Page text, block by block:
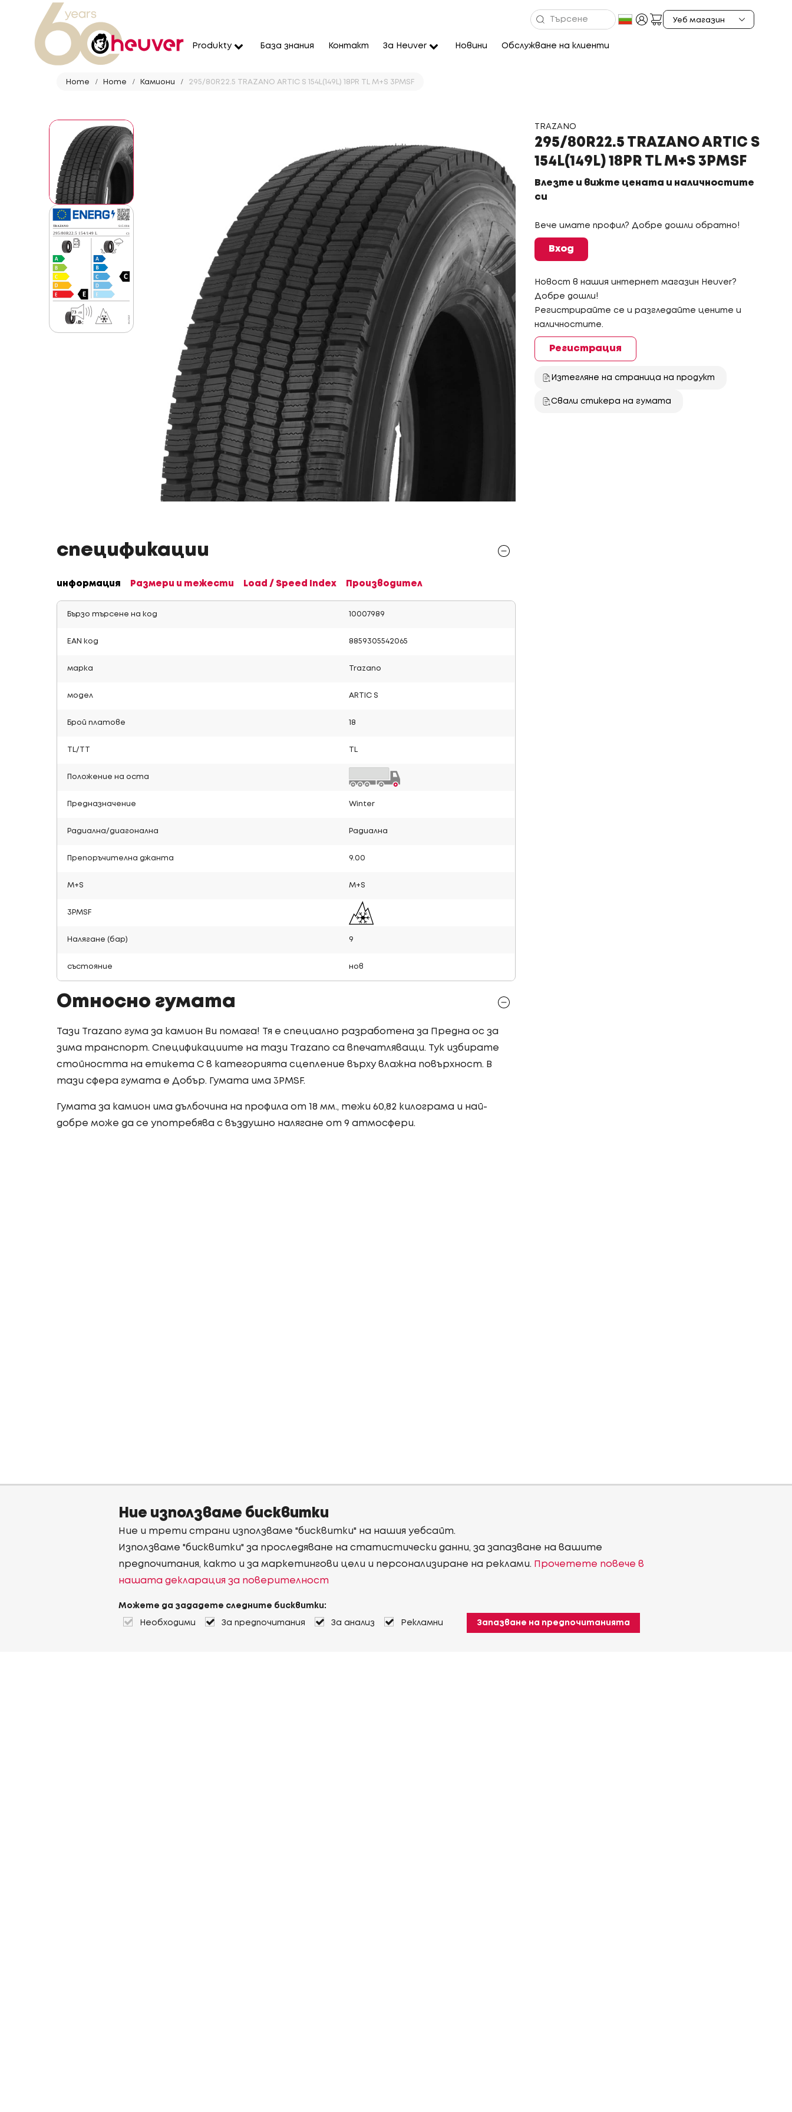
Produkty База знания Контакт За Heuver Новини Обслужване на клиенти
Home Home Камиони 295/80R22.5 TRAZANO ARTIC S 154L(149L) 18PR TL M+S 3PMSF
TRAZANO
295/80R22.5 TRAZANO ARTIC S
154L(149L) 18PR TL M+S 3PMSF
Влезте и вижте цената и наличностите
си
Вече имате профил? Добре дошли обратно!
Вход
Новост в нашия интернет магазин Heuver?
Добре дошли!
Регистрирайте се и разгледайте цените и
наличностите.
Регистрация
Изтегляне на страница на продукт
Свали стикера на гумата
спецификации
информация Размери и тежести Load / Speed Index Производител
Бързо търсене на код 10007989
EAN код 8859305542065
марка Trazano
модел ARTIC S
Брой платове 18
TL/TT
Положение на оста
Предназначение Winter
Радиална/диагонална Радиална
Препоръчителна джанта 9.00
M+S M+S
3PMSF
Налягане (бар) 9
състояние нов
Относно гумата
Тази Trazano гума за камион Ви помага! Тя е специално разработена за Предна ос за
зима транспорт. Спецификациите на тази Trazano са впечатляващи. Тук избирате
стойността на етикета C в категорията сцепление върху влажна повърхност. В
тази сфера гумата е Добър. Гумата има 3PMSF.
Гумата за камион има дълбочина на профила от 18 мм., тежи 60,82 килограма и най-
добре може да се употребява с въздушно налягане от 9 атмосфери.
Ние използваме бисквитки
Ние и трети страни използваме "бисквитки" на нашия уебсайт.
Използваме "бисквитки" за проследяване на статистически данни, за запазване на вашите
предпочитания, както и за маркетингови цели и персонализиране на реклами. Прочетете повече в
нашата декларация за поверителност
Можете да зададете следните бисквитки:
Необходими За предпочитания За анализ Рекламни Запазване на предпочитанията